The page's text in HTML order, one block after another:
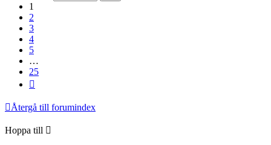
1
2
3
4
5
…
25
Återgå till forumindex
Hoppa till